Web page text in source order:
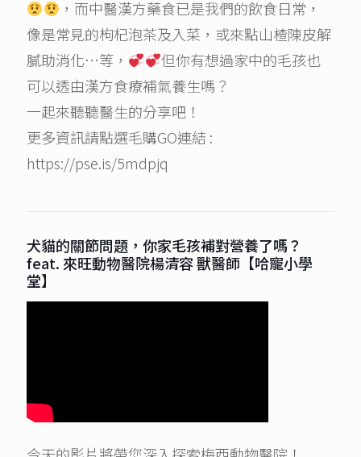
，而中醫漢方藥食已是我們的飲食日常，
像是常見的枸杞泡茶及入菜，或來點山楂陳皮解
膩助消化…等，
但你有想過家中的毛孩也
可以透由漢方食療補氣養生嗎？
一起來聽聽醫生的分享吧！
更多資訊請點選毛購GO連結 :
https://pse.is/5mdpjq
犬貓的關節問題，你家毛孩補對營養了嗎？
feat. 來旺動物醫院楊清容 獸醫師【哈寵小學
堂】